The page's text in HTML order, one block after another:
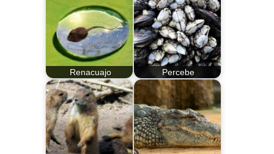
Renacuajo Percebe